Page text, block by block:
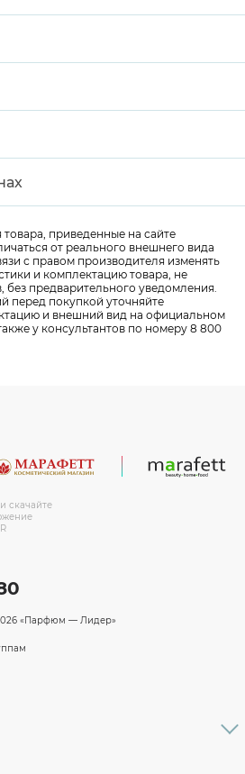
приведенные на сайте
от реального внешнего вида
с правом производителя изменять
и комплектацию товара, не
без предварительного уведомления.
перед покупкой уточняйте
и внешний вид на официальном
у консультантов по номеру 8 800
скачайте
«Парфюм — Лидер»